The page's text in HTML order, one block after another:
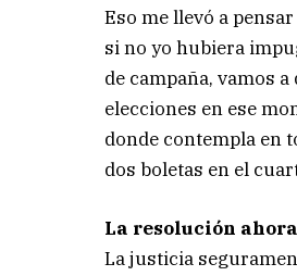
Eso me llevó a
si no yo hubiera
de campaña, vamos
elecciones en ese
donde contempla en
dos boletas en el
La resolución
La justicia